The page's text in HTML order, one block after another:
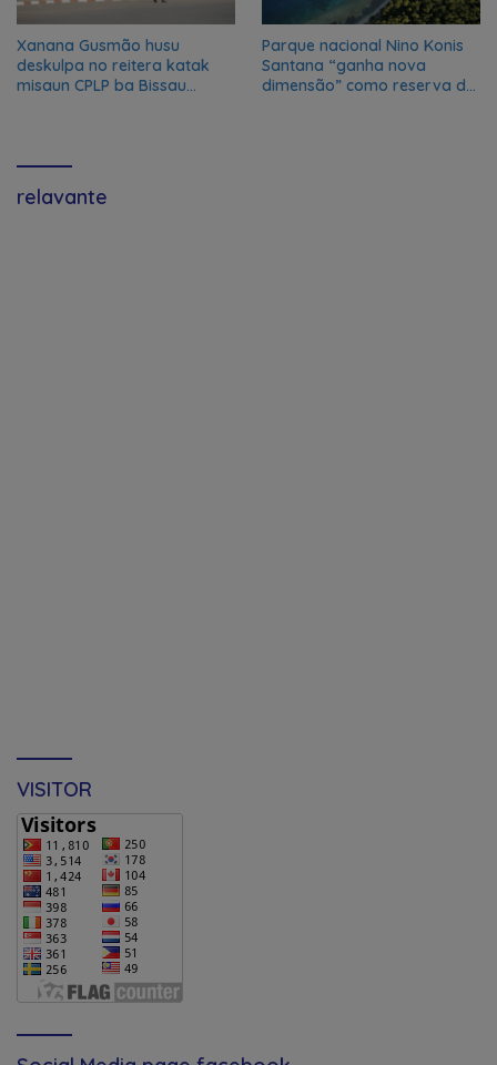
Xanana Gusmão husu
deskulpa no reitera katak
misaun CPLP ba Bissau
Parque nacional Nino Konis
Santana “ganha nova
dimensão” como reserva da
relavante
VISITOR